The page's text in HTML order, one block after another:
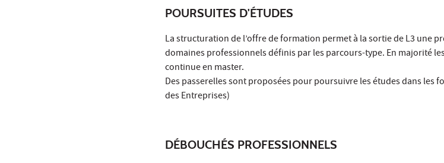
POURSUITES D'ÉTUDES
La structuration de l’offre de formation permet à la sortie de L3 une
domaines professionnels définis par les parcours-type. En majorité
continue en master.
Des passerelles sont proposées pour poursuivre les études dans les
des Entreprises)
DÉBOUCHÉS PROFESSIONNELS